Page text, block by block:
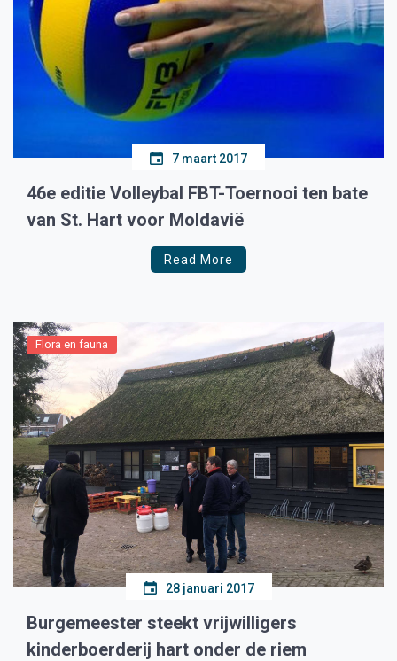
7 maart 2017
46e editie Volleybal FBT-Toernooi ten bate
van St. Hart voor Moldavië
Read More
Flora en fauna
28 januari 2017
Burgemeester steekt vrijwilligers
kinderboerderij hart onder de riem